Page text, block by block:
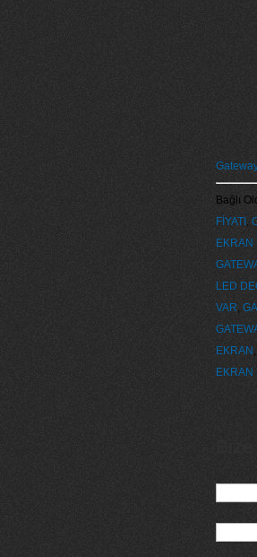
Bağlı
FİYATI ,
EKRAN
LED
VAR,
EKRAN ,
EKRAN